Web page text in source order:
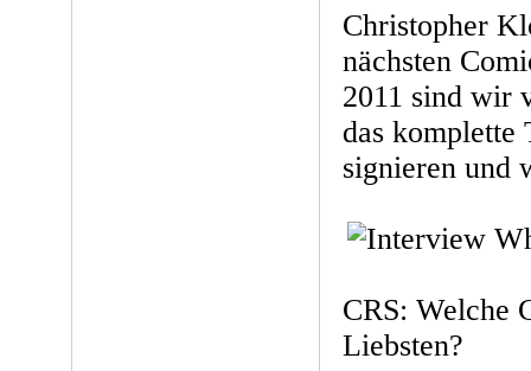
Christopher
nächsten
2011 sind wir
das komplette
signieren und
CRS: Welche
Liebsten?